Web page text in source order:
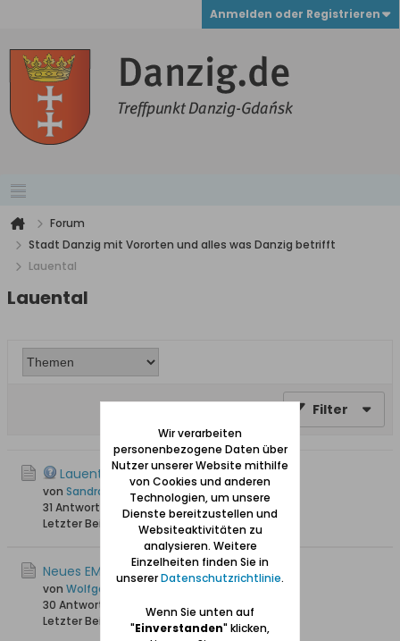
Anmelden oder Registrieren
Forum
Stadt Danzig mit Vororten und alles was Danzig betrifft
Lauental
Lauental
Filter
Lauental
von Sandra
31 Antworten
55.561 Hits
0 Likes
Letzter Beitrag
09.05.2023, 11:50
Neues EM-Fußballstadion in Lauental
von Wolfgang
30 Antworten
33.717 Hits
0 Likes
Letzter Beitrag
18.05.2022, 10:04
Wir verarbeiten
personenbezogene Daten über
Nutzer unserer Website mithilfe
von Cookies und anderen
Technologien, um unsere
Dienste bereitzustellen und
Websiteaktivitäten zu
analysieren. Weitere
Einzelheiten finden Sie in
unsererDatenschutzrichtlinie.
Wenn Sie unten auf
"Einverstanden" klicken,